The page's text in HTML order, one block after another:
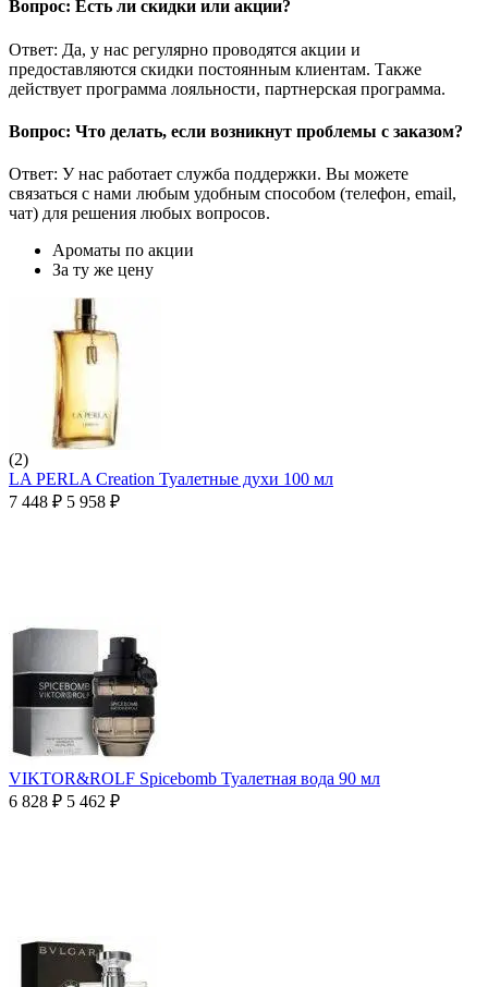
Вопрос: Есть ли скидки или акции?
Ответ: Да, у нас регулярно проводятся акции и
предоставляются скидки постоянным клиентам. Также
действует программа лояльности, партнерская программа.
Вопрос: Что делать, если возникнут проблемы с заказом?
Ответ: У нас работает служба поддержки. Вы можете
связаться с нами любым удобным способом (телефон, email,
чат) для решения любых вопросов.
Ароматы по акции
За ту же цену
(2)
LA PERLA Creation Туалетные духи 100 мл
7 448 ₽ 5 958 ₽
VIKTOR&ROLF Spicebomb Туалетная вода 90 мл
6 828 ₽ 5 462 ₽